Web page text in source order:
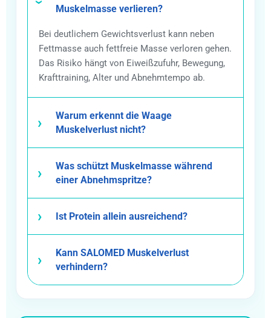
Muskelmasse verlieren?
Bei deutlichem Gewichtsverlust kann neben
Fettmasse auch fettfreie Masse verloren gehen.
Das Risiko hängt von Eiweißzufuhr, Bewegung,
Krafttraining, Alter und Abnehmtempo ab.
Warum erkennt die Waage
Muskelverlust nicht?
Was schützt Muskelmasse während
einer Abnehmspritze?
Ist Protein allein ausreichend?
Kann SALOMED Muskelverlust
verhindern?